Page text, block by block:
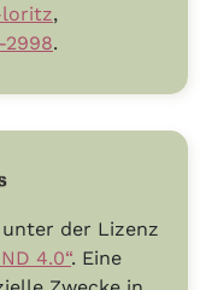
loritz,
2998.
der Lizenz
4.0“. Eine